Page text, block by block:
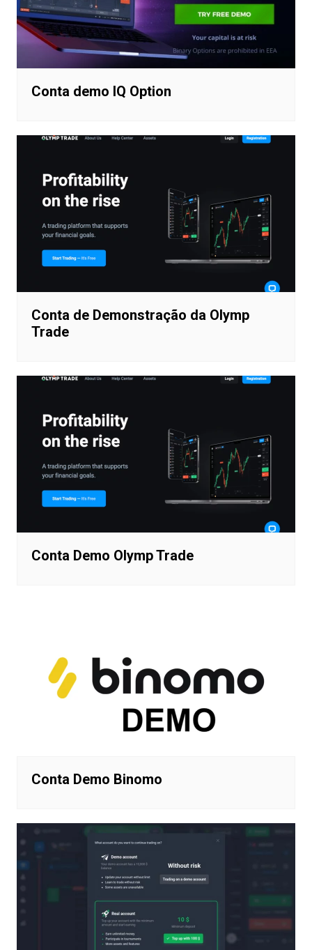
Conta demo IQ Option
Conta de Demonstração da Olymp
Trade
Conta Demo Olymp Trade
Conta Demo Binomo